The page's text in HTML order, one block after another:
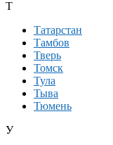
Т
Татарстан
Тамбов
Тверь
Томск
Тула
Тыва
Тюмень
У